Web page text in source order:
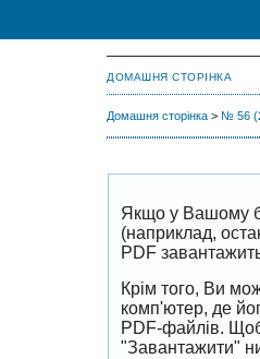
ДОМАШНЯ СТОРІНКА
Домашня сторінка > № 56
Якщо у Вашому
(наприклад,
PDF
Крім того, Ви
комп'ютер, де
PDF-файлів.
"Завантажити"